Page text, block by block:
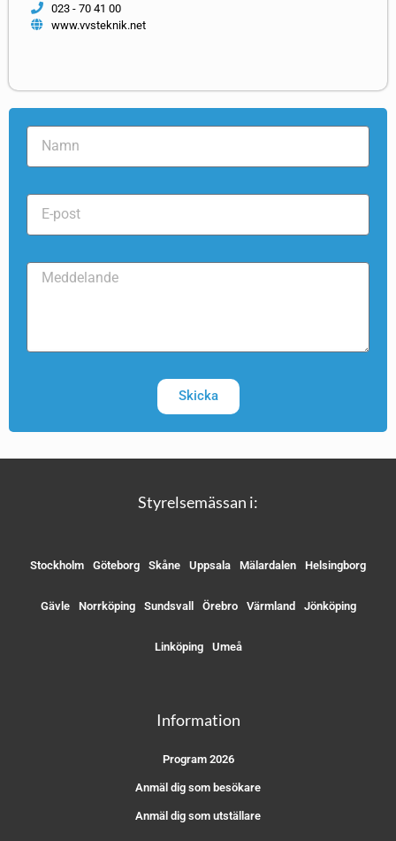
023 - 70 41 00
www.vvsteknik.net
Skicka
Styrelsemässan i:
Stockholm Göteborg Skåne Uppsala Mälardalen Helsingborg
Gävle Norrköping Sundsvall Örebro Värmland Jönköping
Linköping Umeå
Information
Program 2026
Anmäl dig som besökare
Anmäl dig som utställare